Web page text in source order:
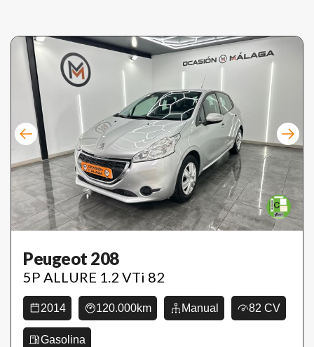
Peugeot 208
5P ALLURE 1.2 VTi 82
2014 120.000km Manual 82 CV
Gasolina